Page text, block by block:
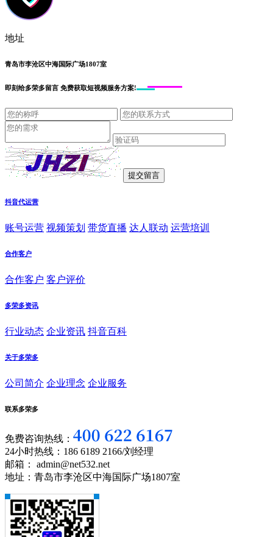
地址
青岛市李沧区中海国际广场1807室
即刻给多荣多留言 免费获取短视频服务方案!
抖音代运营
账号运营 视频策划 带货直播 达人联动 运营培训
合作客户
合作客户 客户评价
多荣多资讯
行业动态 企业资讯 抖音百科
关于多荣多
公司简介 企业理念 企业服务
联系多荣多
免费咨询热线：
24小时热线：186 6189 2166/刘经理
邮箱： admin@net532.net
地址：青岛市李沧区中海国际广场1807室